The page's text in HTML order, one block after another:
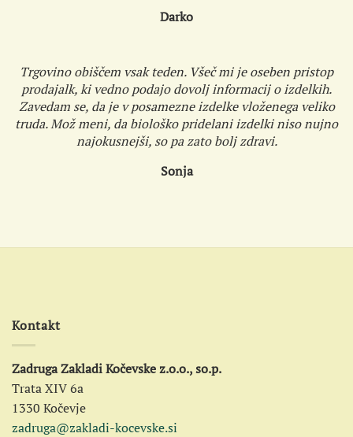
Darko
Trgovino obiščem vsak teden. Všeč mi je oseben pristop
prodajalk, ki vedno podajo dovolj informacij o izdelkih.
Zavedam se, da je v posamezne izdelke vloženega veliko
truda. Mož meni, da biološko pridelani izdelki niso nujno
najokusnejši, so pa zato bolj zdravi.
Sonja
Kontakt
Zadruga Zakladi Kočevske z.o.o., so.p.
Trata XIV 6a
1330 Kočevje
zadruga@zakladi-kocevske.si